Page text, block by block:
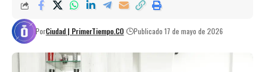
PorCiudad | PrimerTiempo.CO Publicado 17 de mayo de 2026